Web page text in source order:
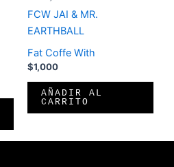
FCW JAI & MR.
EARTHBALL
Fat Coffe With
$1,000
AÑADIR AL
CARRITO